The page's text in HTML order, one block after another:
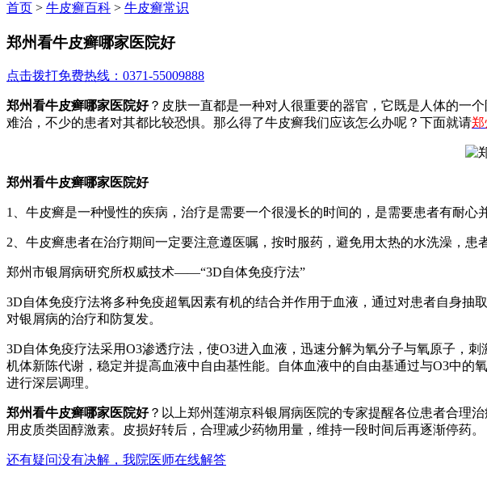
首页 > 牛皮癣百科 > 牛皮癣常识
郑州看牛皮癣哪家医院好
点击拨打免费热线：0371-55009888
郑州看牛皮癣哪家医院好？皮肤一直都是一种对人很重要的器官，它既是人体的一
难治，不少的患者对其都比较恐惧。那么得了牛皮癣我们应该怎么办呢？下面就请郑
郑州看牛皮癣哪家医院好
1、牛皮癣是一种慢性的疾病，治疗是需要一个很漫长的时间的，是需要患者有耐心
2、牛皮癣患者在治疗期间一定要注意遵医嘱，按时服药，避免用太热的水洗澡，
郑州市银屑病研究所权威技术——“3D自体免疫疗法”
3D自体免疫疗法将多种免疫超氧因素有机的结合并作用于血液，通过对患者自身
对银屑病的治疗和防复发。
3D自体免疫疗法采用O3渗透疗法，使O3进入血液，迅速分解为氧分子与氧原子，
机体新陈代谢，稳定并提高血液中自由基性能。自体血液中的自由基通过与O3中的
进行深层调理。
郑州看牛皮癣哪家医院好？以上郑州莲湖京科银屑病医院的专家提醒各位患者合理
用皮质类固醇激素。皮损好转后，合理减少药物用量，维持一段时间后再逐渐停药。
还有疑问没有决解，我院医师在线解答